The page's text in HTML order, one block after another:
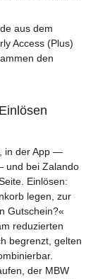
aus dem
Access (Plus)
den
in der App —
und bei Zalando
Einlösen:
legen, zur
Gutschein?«
reduzierten
begrenzt, gelten
der MBW